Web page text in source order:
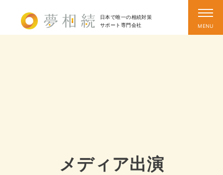
日本で唯一の相続対策
サポート 専門会社
メディア出演